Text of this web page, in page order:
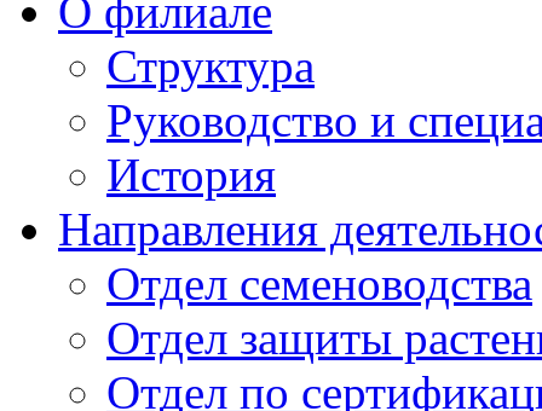
О филиале
Структура
Руководство и
История
Направления
Отдел семеноводства
Отдел защиты
Отдел по